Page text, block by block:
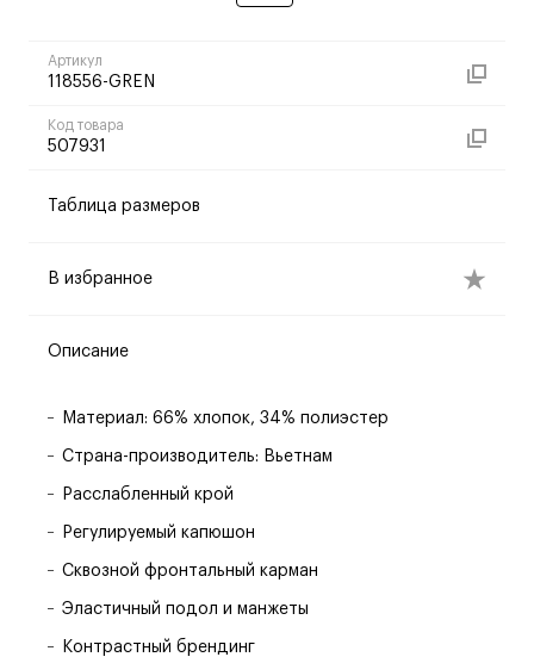
Артикул
118556-GREN
Код товара
507931
Таблица размеров
В избранное
Описание
Материал: 66% хлопок, 34% полиэстер
Страна-производитель: Вьетнам
Расслабленный крой
Регулируемый капюшон
Сквозной фронтальный карман
Эластичный подол и манжеты
Контрастный брендинг